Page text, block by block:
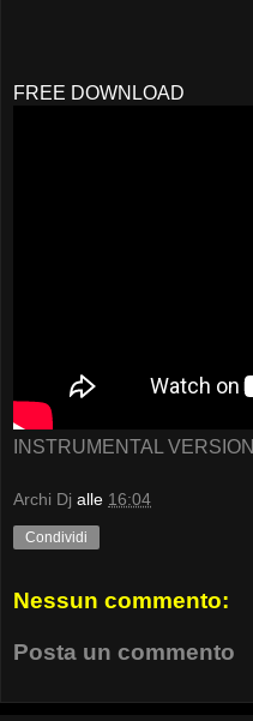
FREE DOWNLOAD
INSTRUMENTAL VERSION
Archi Dj alle 16:04
Condividi
Nessun commento:
Posta un commento